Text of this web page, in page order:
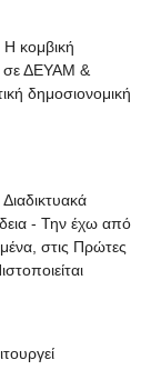
κομβική
σε ΔΕΥΑΜ &
δημοσιονομική
- Την έχω από
στις Πρώτες